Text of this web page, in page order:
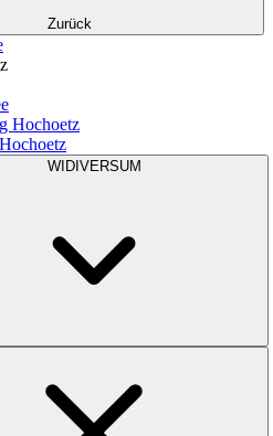
Zurück
Hochoetz
WIDIVERSUM